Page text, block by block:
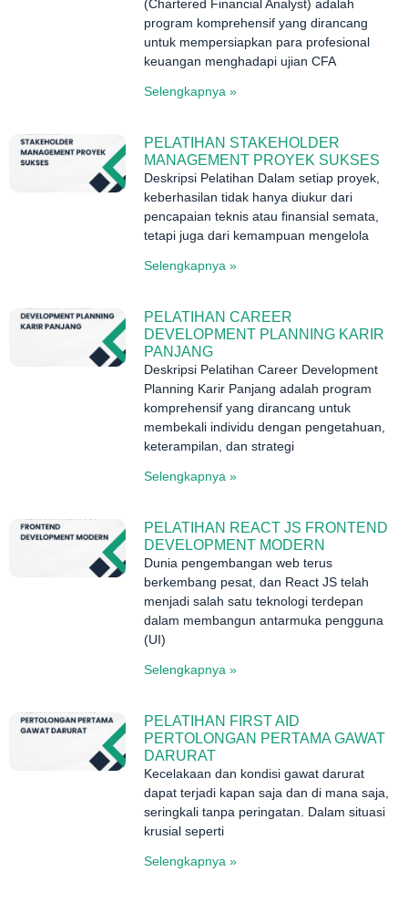
(Chartered Financial Analyst) adalah
program komprehensif yang dirancang
untuk mempersiapkan para profesional
keuangan menghadapi ujian CFA
Selengkapnya »
PELATIHAN STAKEHOLDER
MANAGEMENT PROYEK SUKSES
Deskripsi Pelatihan Dalam setiap proyek,
keberhasilan tidak hanya diukur dari
pencapaian teknis atau finansial semata,
tetapi juga dari kemampuan mengelola
Selengkapnya »
PELATIHAN CAREER
DEVELOPMENT PLANNING KARIR
PANJANG
Deskripsi Pelatihan Career Development
Planning Karir Panjang adalah program
komprehensif yang dirancang untuk
membekali individu dengan pengetahuan,
keterampilan, dan strategi
Selengkapnya »
PELATIHAN REACT JS FRONTEND
DEVELOPMENT MODERN
Dunia pengembangan web terus
berkembang pesat, dan React JS telah
menjadi salah satu teknologi terdepan
dalam membangun antarmuka pengguna
(UI)
Selengkapnya »
PELATIHAN FIRST AID
PERTOLONGAN PERTAMA GAWAT
DARURAT
Kecelakaan dan kondisi gawat darurat
dapat terjadi kapan saja dan di mana saja,
seringkali tanpa peringatan. Dalam situasi
krusial seperti
Selengkapnya »